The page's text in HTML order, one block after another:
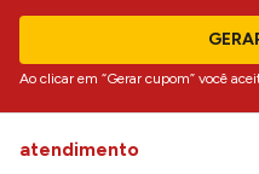
Ao clicar em “Gerar cupom” você
atendimento